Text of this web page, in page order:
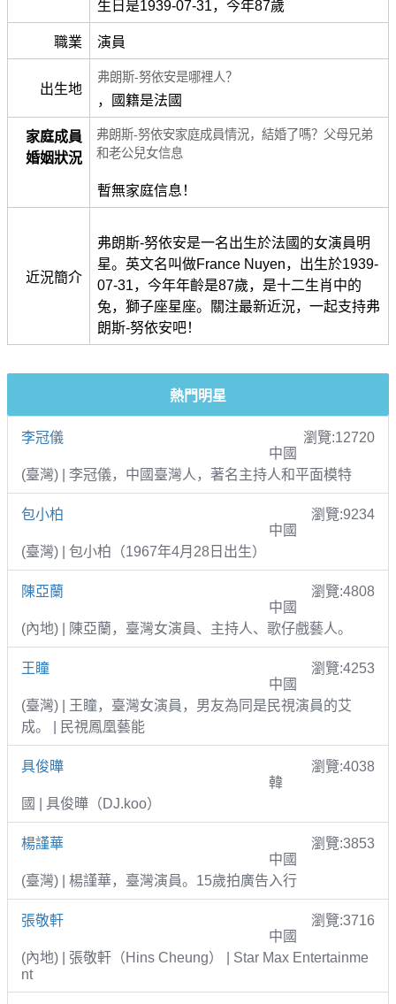
生日是1939-07-31，今年87歲
職業 演員
出生地
弗朗斯-努依安是哪裡人？
，國籍是法國
家庭成員
婚姻狀況
弗朗斯-努依安家庭成員情況，結婚了嗎？父母兄弟
和老公兒女信息
暫無家庭信息！
近況簡介
弗朗斯-努依安是一名出生於法國的女演員明
星。英文名叫做France Nuyen，出生於1939-
07-31，今年年齡是87歲，是十二生肖中的
兔，獅子座星座。關注最新近況，一起支持弗
朗斯-努依安吧！
熱門明星
李冠儀
瀏覽:12720
中國
(臺灣) | 李冠儀，中國臺灣人，著名主持人和平面模特
包小柏
瀏覽:9234
中國
(臺灣) | 包小柏（1967年4月28日出生）
陳亞蘭
瀏覽:4808
中國
(內地) | 陳亞蘭，臺灣女演員、主持人、歌仔戲藝人。
王瞳
瀏覽:4253
中國
(臺灣) | 王瞳，臺灣女演員，男友為同是民視演員的艾
成。 | 民視鳳凰藝能
具俊曄
瀏覽:4038
韓
國 | 具俊曄（DJ.koo）
楊謹華
瀏覽:3853
中國
(臺灣) | 楊謹華，臺灣演員。15歲拍廣告入行
張敬軒
瀏覽:3716
中國
(內地) | 張敬軒（Hins Cheung） | Star Max Entertainme
nt